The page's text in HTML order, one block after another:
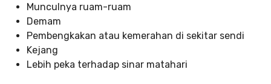
Munculnya ruam-ruam
Demam
Pembengkakan atau kemerahan di sekitar sendi
Kejang
Lebih peka terhadap sinar matahari